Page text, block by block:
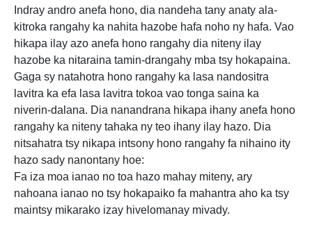
Indray andro anefa hono, dia nandeha tany anaty ala-
kitroka rangahy ka nahita hazobe hafa noho ny hafa. Vao
hikapa ilay azo anefa hono rangahy dia niteny ilay
hazobe ka nitaraina tamin-drangahy mba tsy hokapaina.
Gaga sy natahotra hono rangahy ka lasa nandositra
lavitra ka efa lasa lavitra tokoa vao tonga saina ka
niverin-dalana. Dia nanandrana hikapa ihany anefa hono
rangahy ka niteny tahaka ny teo ihany ilay hazo. Dia
nitsahatra tsy nikapa intsony hono rangahy fa nihaino ity
hazo sady nanontany hoe:
Fa iza moa ianao no toa hazo mahay miteny, ary
nahoana ianao no tsy hokapaiko fa mahantra aho ka tsy
maintsy mikarako izay hivelomanay mivady.